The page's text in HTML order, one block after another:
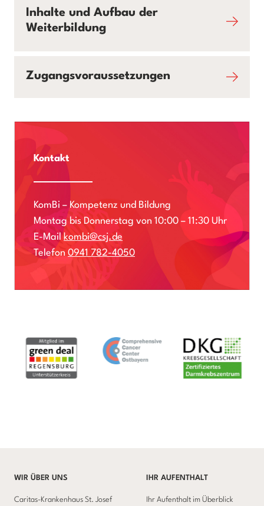
Inhalte und Aufbau der
Weiterbildung
Zugangsvoraussetzungen
Kontakt
KomBi – Kompetenz und Bildung
Montag bis Donnerstag von 10:00 – 11:30 Uhr
E-Mail kombi@csj.de
Telefon 0941 782-4050
WIR ÜBER UNS
Caritas-Krankenhaus St. Josef
IHR AUFENTHALT
Ihr Aufenthalt im Überblick